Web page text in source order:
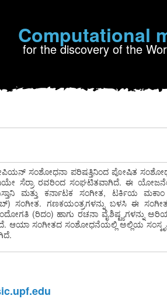
Computational
for the discovery of the
ಸಂಶೋಧನಾ ಪರಿಷತ್ತಿನಿಂದ ಪೋಷಿತ
ಸೆರ್ರಾ ರವರಿಂದ ಸಂಘಟಿತವಾಗಿದೆ. ಈ
ಮತ್ತು ಕರ್ನಾಟಕ ಸಂಗೀತ, ಟರ್ಕಿಯ
ಗಣಕಯಂತ್ರಗಳನ್ನು ಬಳಸಿ ಈ ಸಂಗೀತ
(ರಿದಂ) ಹಾಗು ರಚನಾ ವೈಶಿಷ್ಟ್ಯಗಳನ್ನು
ಆಯಾ ಸಂಗೀತದ ಸಂಶೋಧನೆಯಲ್ಲಿ ಅಲ್ಲಿಯ